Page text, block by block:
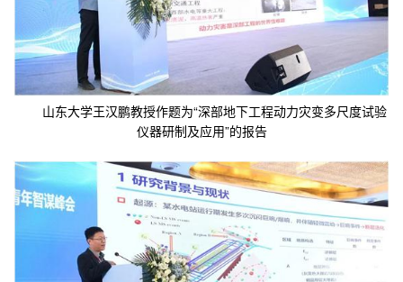
山东大学王汉鹏教授作题为“深部地下工程动力灾变多尺度试验
仪器研制及应用”的报告